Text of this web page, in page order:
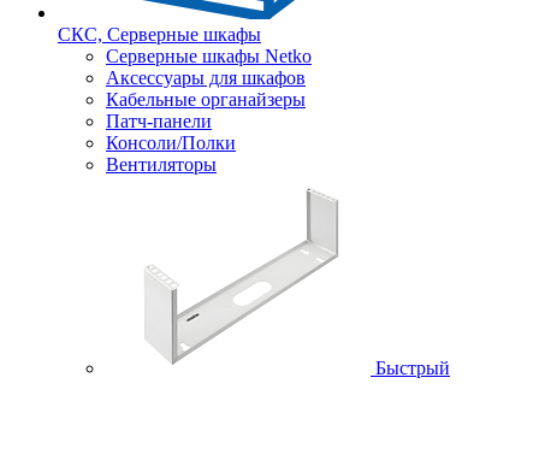
СКС, Серверные шкафы
Серверные шкафы Netko
Аксессуары для шкафов
Кабельные органайзеры
Патч-панели
Консоли/Полки
Вентиляторы
Быстрый